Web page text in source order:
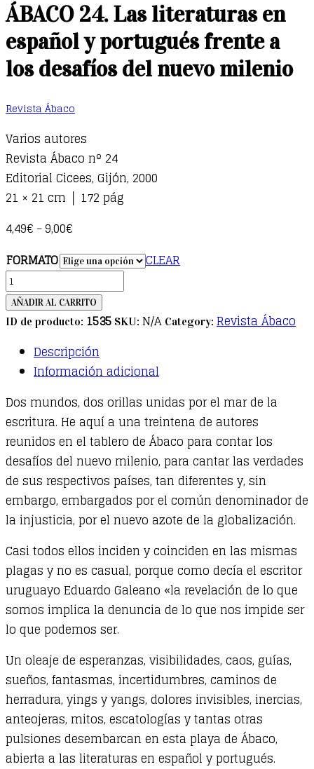
ÁBACO 24. Las literaturas en
español y portugués frente a
los desafíos del nuevo milenio
Revista Ábaco
Varios autores
Revista Ábaco nº 24
Editorial Cicees, Gijón, 2000
21 × 21 cm │ 172 pág
4,49€ – 9,00€
FORMATO
CLEAR
ÁBACO
24.
Las
español
y
portugués
frente
a
los
desafíos
del
milenio
quantity
AÑADIR AL CARRITO
ID de producto: 1535 SKU: N/A Category: Revista Ábaco
Descripción
Información adicional
Dos mundos, dos orillas unidas por el mar de la
escritura. He aquí a una treintena de autores
reunidos en el tablero de Ábaco para contar los
desafíos del nuevo milenio, para cantar las verdades
de sus respectivos países, tan diferentes y, sin
embargo, embargados por el común denominador de
la injusticia, por el nuevo azote de la globalización.
Casi todos ellos inciden y coinciden en las mismas
plagas y no es casual, porque como decía el escritor
uruguayo Eduardo Galeano «la revelación de lo que
somos implica la denuncia de lo que nos impide ser
lo que podemos ser.
Un oleaje de esperanzas, visibilidades, caos, guías,
sueños, fantasmas, incertidumbres, caminos de
herradura, yings y yangs, dolores invisibles, inercias,
anteojeras, mitos, escatologías y tantas otras
pulsiones desembarcan en esta playa de Ábaco,
abierta a las literaturas en español y portugués.